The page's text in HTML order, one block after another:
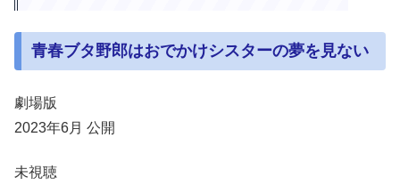
青春ブタ野郎はおでかけシスターの夢を見ない
劇場版
2023年6月 公開
未視聴